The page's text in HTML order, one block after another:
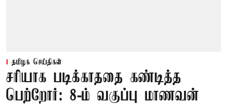
தமிழக செய்திகள்
சரியாக படிக்காததை கண்டித்த
பெற்றோர்: 8-ம் வகுப்பு மாணவன்